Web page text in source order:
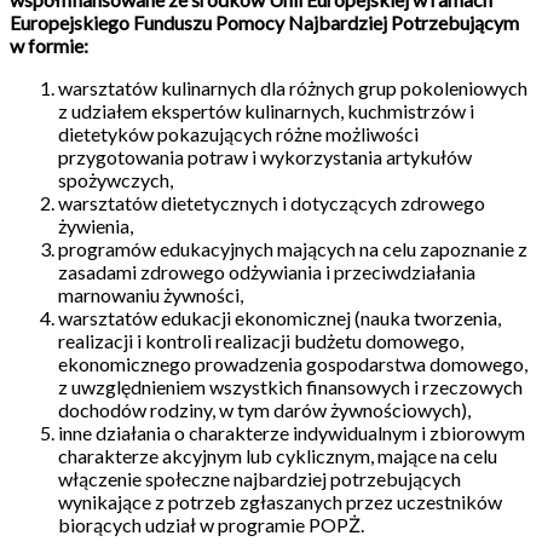
Europejskiego Funduszu Pomocy Najbardziej Potrzebującym
w formie:
warsztatów kulinarnych dla różnych grup pokoleniowych
z udziałem ekspertów kulinarnych, kuchmistrzów i
dietetyków pokazujących różne możliwości
przygotowania potraw i wykorzystania artykułów
spożywczych,
warsztatów dietetycznych i dotyczących zdrowego
żywienia,
programów edukacyjnych mających na celu zapoznanie z
zasadami zdrowego odżywiania i przeciwdziałania
marnowaniu żywności,
warsztatów edukacji ekonomicznej (nauka tworzenia,
realizacji i kontroli realizacji budżetu domowego,
ekonomicznego prowadzenia gospodarstwa domowego,
z uwzględnieniem wszystkich finansowych i rzeczowych
dochodów rodziny, w tym darów żywnościowych),
inne działania o charakterze indywidualnym i zbiorowym
charakterze akcyjnym lub cyklicznym, mające na celu
włączenie społeczne najbardziej potrzebujących
wynikające z potrzeb zgłaszanych przez uczestników
biorących udział w programie POPŻ.